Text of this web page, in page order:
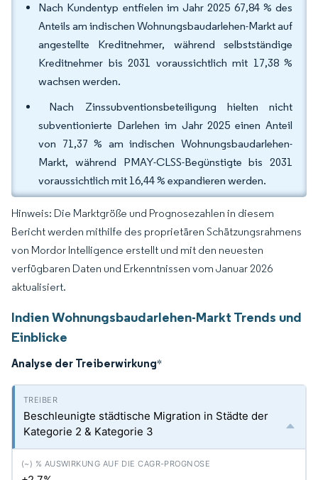
Nach Kundentyp entfielen im Jahr 2025 67,84 % des
Anteils am indischen Wohnungsbaudarlehen-Markt auf
angestellte Kreditnehmer, während selbstständige
Kreditnehmer bis 2031 voraussichtlich mit 17,38 %
wachsen werden.
Nach Zinssubventionsbeteiligung hielten nicht
subventionierte Darlehen im Jahr 2025 einen Anteil
von 71,37 % am indischen Wohnungsbaudarlehen-
Markt, während PMAY-CLSS-Begünstigte bis 2031
voraussichtlich mit 16,44 % expandieren werden.
Hinweis: Die Marktgröße und Prognosezahlen in diesem
Bericht werden mithilfe des proprietären Schätzungsrahmens
von Mordor Intelligence erstellt und mit den neuesten
verfügbaren Daten und Erkenntnissen vom Januar 2026
aktualisiert.
Indien Wohnungsbaudarlehen-Markt Trends und
Einblicke
Analyse der Treiberwirkung*
Beschleunigte städtische Migration in Städte der
Kategorie 2 & Kategorie 3